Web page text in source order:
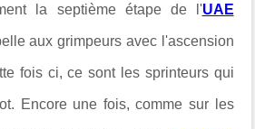
la septième étape de l'UAE
aux grimpeurs avec l'ascension
fois ci, ce sont les sprinteurs qui
Encore une fois, comme sur les